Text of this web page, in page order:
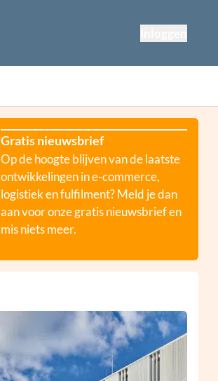
Gratis nieuwsbrief
Op de hoogte blijven van de laatste
ontwikkelingen in e-commerce,
logistiek en fulfilment? Meld je dan
aan voor onze gratis nieuwsbrief en
mis niets meer.